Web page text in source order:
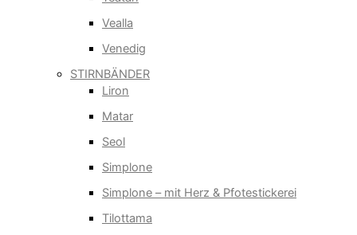
Vealla
Venedig
STIRNBÄNDER
Liron
Matar
Seol
Simplone
Simplone – mit Herz & Pfotestickerei
Tilottama